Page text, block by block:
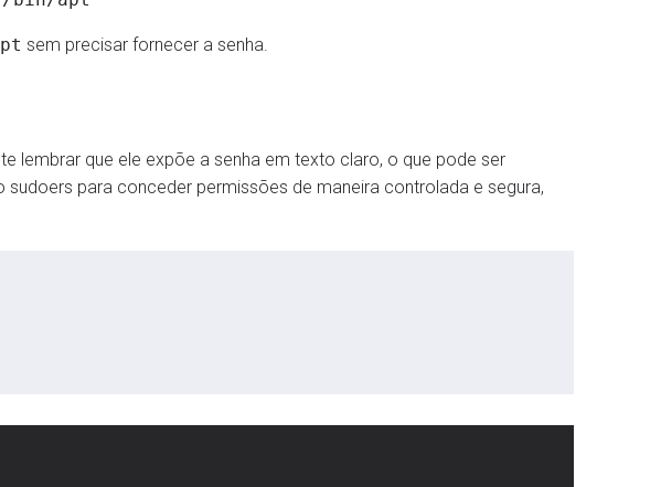
sem precisar fornecer a senha.
lembrar que ele expõe a senha em texto claro, o que pode ser
para conceder permissões de maneira controlada e segura,